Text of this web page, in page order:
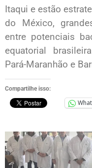
Itaqui e estão
do México,
entre potenciais
equatorial
Pará-Maranhão e
Compartilhe isso: